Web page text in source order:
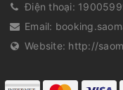
Điện thoại:
Email:
Website: http://